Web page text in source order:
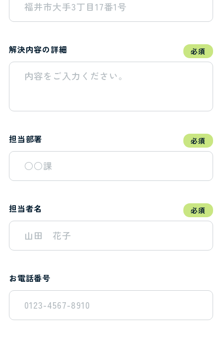
解決内容の詳細 必須
担当部署 必須
担当者名 必須
お電話番号